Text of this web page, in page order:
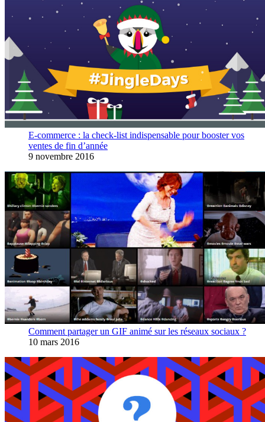
E-commerce : la check-list indispensable pour booster vos
ventes de fin d’année
9 novembre 2016
Comment partager un GIF animé sur les réseaux sociaux ?
10 mars 2016